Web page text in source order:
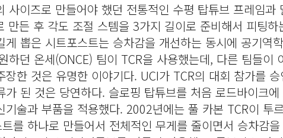
사이즈로 만들어야 했던 전통적인 수평 탑튜브 프레임과
만든 후 각도 조절 스템을 3가지 길이로 준비해서 피팅
뽑은 시트포스트는 승차감을 개선하는 동시에 공기역
하던 온세(ONCE) 팀이 TCR을 사용했는데, 다른 팀들이
장한 것은 유명한 이야기다. UCI가 TCR의 대회 참가를
가 된 것은 당연하다. 슬로핑 탑튜브를 처음 로드바이크
기술과 부품을 적용했다. 2002년에는 풀 카본 TCR이 투
를 하나로 만들어서 전체적인 무게를 줄이면서 승차감